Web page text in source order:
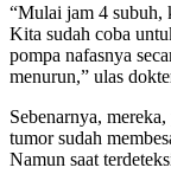
“Mulai jam 4 subuh,
Kita sudah coba
pompa nafasnya
menurun,” ulas
Sebenarnya,
tumor sudah
Namun saat